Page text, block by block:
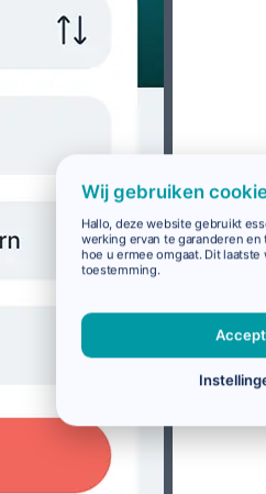
Wij gebruiken
Hallo, deze website gebruikt
werking ervan te garanderen
hoe u ermee omgaat. Dit
toestemming.